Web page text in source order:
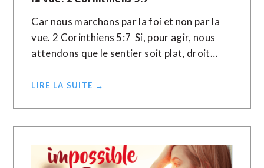
Car nous marchons par la foi et non par la
vue. 2 Corinthiens 5:7 Si, pour agir, nous
attendons que le sentier soit plat, droit…
LIRE LA SUITE →